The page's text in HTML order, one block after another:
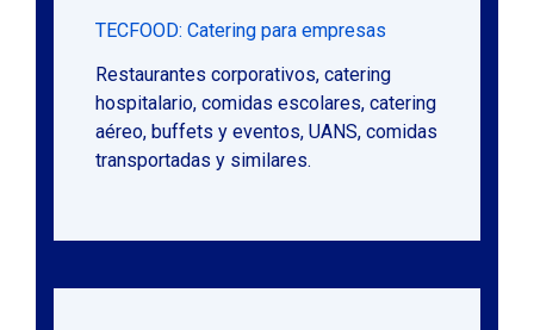
TECFOOD: Catering para empresas
Restaurantes corporativos, catering
hospitalario, comidas escolares, catering
aéreo, buffets y eventos, UANS, comidas
transportadas y similares.